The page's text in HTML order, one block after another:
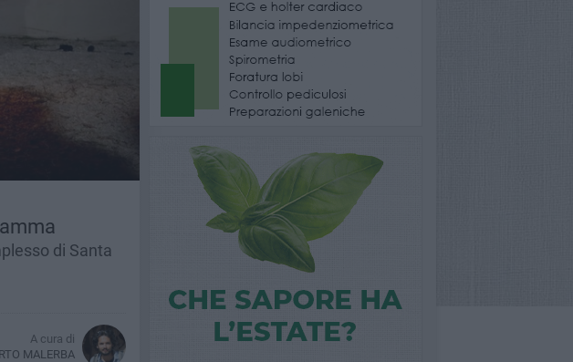
di Santa
A cura di
MALERBA